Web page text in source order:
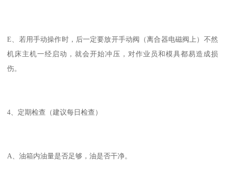
E、若用手动操作时，后一定要放开手动阀（离合器电磁阀上）不然
机床主机一经启动，就会开始冲压，对作业员和模具都易造成损
伤。
4、定期检查（建议每日检查）
A、油箱内油量是否足够，油是否干净。